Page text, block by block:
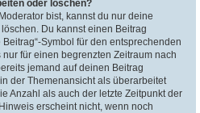
oder löschen?
bist, kannst du nur deine
Du kannst einen Beitrag
Symbol für den entsprechenden
für einen begrenzten Zeitraum nach
jemand auf deinen Beitrag
der Themenansicht als überarbeitet
Anzahl als auch der letzte Zeitpunkt der
erscheint nicht, wenn noch